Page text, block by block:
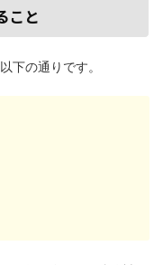
こと
下の通りです。